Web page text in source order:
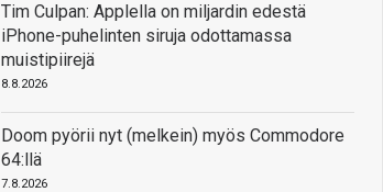
Tim Culpan: Applella on miljardin edestä
iPhone-puhelinten siruja odottamassa
muistipiirejä
8.8.2026
Doom pyörii nyt (melkein) myös Commodore
64:llä
7.8.2026